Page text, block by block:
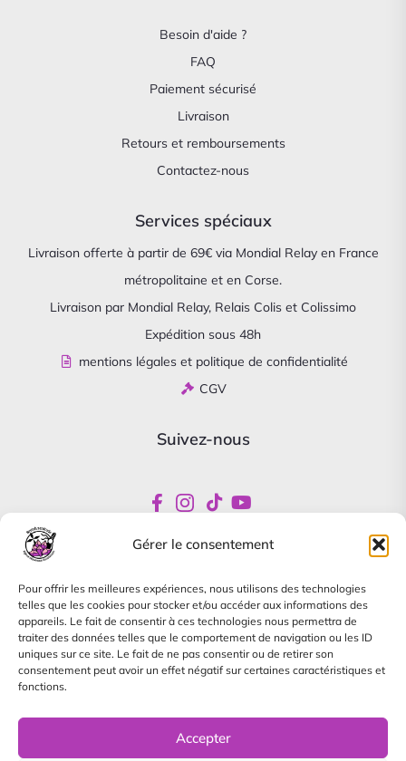
Gérer le consentement
Pour offrir les meilleures expériences, nous utilisons des technologies
telles que les cookies pour stocker et/ou accéder aux informations des
appareils. Le fait de consentir à ces technologies nous permettra de
traiter des données telles que le comportement de navigation ou les ID
uniques sur ce site. Le fait de ne pas consentir ou de retirer son
consentement peut avoir un effet négatif sur certaines caractéristiques et
fonctions.
Accepter
Besoin d'aide ?
FAQ
Paiement sécurisé
Livraison
Retours et remboursements
Contactez-nous
Services spéciaux
Livraison offerte à partir de 69€ via Mondial Relay en France
métropolitaine et en Corse.
Livraison par Mondial Relay, Relais Colis et Colissimo
Expédition sous 48h
mentions légales et politique de confidentialité
CGV
Suivez-nous
Newsletter
Abonnez-vous pour être informés de nos offres
spéciales